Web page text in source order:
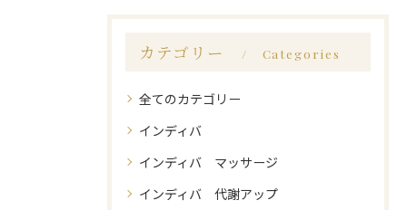
カテゴリー Categories
全てのカテゴリー
インディバ
インディバ マッサージ
インディバ 代謝アップ